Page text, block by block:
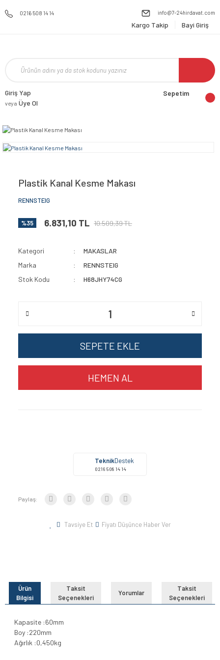
0216 508 14 14 info@7-24hirdavat.com
Kargo Takip Bayi Giriş
Giriş Yap
veya Üye Ol
Sepetim
Plastik Kanal Kesme Makası
RENNSTEIG
%35 6.831,10 TL 10.509,39 TL
Kategori
MAKASLAR
Marka
RENNSTEIG
Stok Kodu
H68JHY74CG
SEPETE EKLE
HEMEN AL
TeknikDestek
0216 508 14 14
Paylaş:
Tavsiye Et Fiyatı Düşünce Haber Ver
Ürün
Bilgisi
Taksit
Seçenekleri
Yorumlar
Taksit
Seçenekleri
Kapasite :60mm
Boy :220mm
Ağırlık :0,450kg